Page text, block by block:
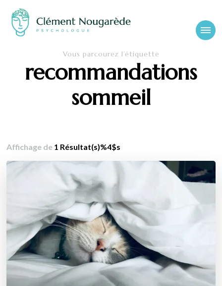
Cabinet-
psychologue-
chambery.fr
Clément Nougarède – Psychologue clinicien et psychothérapeute
Vous parcourez l’étiquette
recommandations
sommeil
Affichage de 1 Résultat(s)%4$s